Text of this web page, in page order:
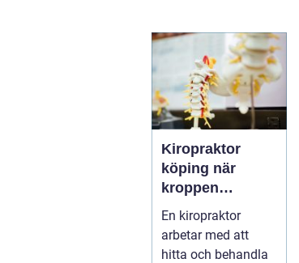
Kiropraktor
köping när
kroppen
behöver hjälp
tillbaka
En kiropraktor
arbetar med att
hitta och behandla